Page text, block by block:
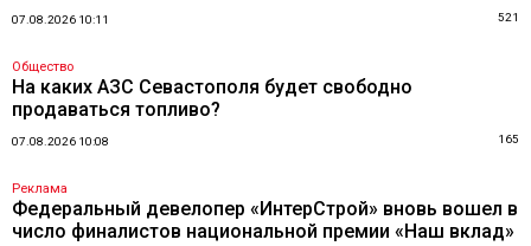
07.08.2026 10:11 521
Общество
На каких АЗС Севастополя будет свободно
продаваться топливо?
07.08.2026 10:08 165
Реклама
Федеральный девелопер «ИнтерСтрой» вновь вошел в
число финалистов национальной премии «Наш вклад»